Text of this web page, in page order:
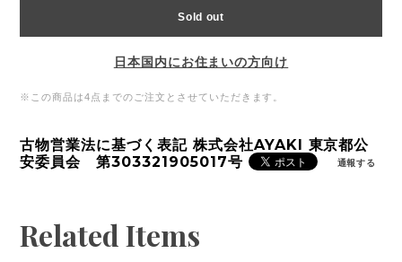
Sold out
日本国内にお住まいの方向け
※この商品は4点までのご注文とさせていただきます。
古物営業法に基づく表記 株式会社AYAKI 東京都公
安委員会 第303321905017号
通報する
Related Items